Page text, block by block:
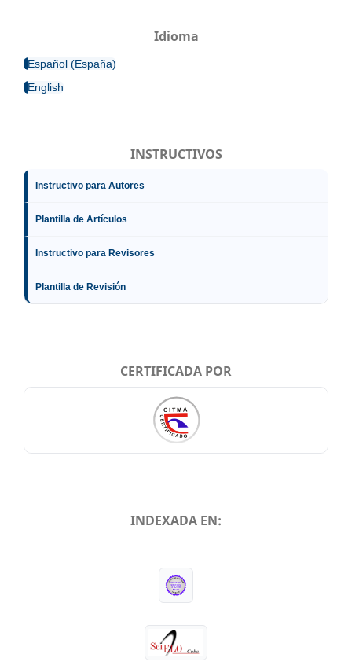
Idioma
Español (España)
English
INSTRUCTIVOS
Instructivo para Autores
Plantilla de Artículos
Instructivo para Revisores
Plantilla de Revisión
CERTIFICADA POR
INDEXADA EN: